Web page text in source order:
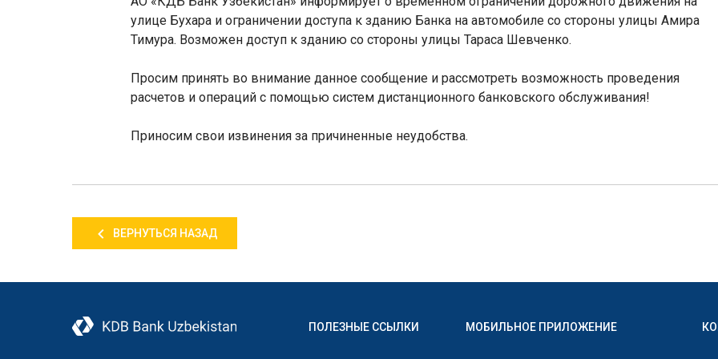
улице Бухара и ограничении доступа к зданию Банка на автомобиле со стороны улицы Амира
Тимура. Возможен доступ к зданию со стороны улицы Тараса Шевченко.
Просим принять во внимание данное сообщение и рассмотреть возможность проведения
расчетов и операций с помощью систем дистанционного банковского обслуживания!
Приносим свои извинения за причиненные неудобства.
ВЕРНУТЬСЯ НАЗАД
ПОЛЕЗНЫЕ ССЫЛКИ МОБИЛЬНОЕ ПРИЛОЖЕНИЕ